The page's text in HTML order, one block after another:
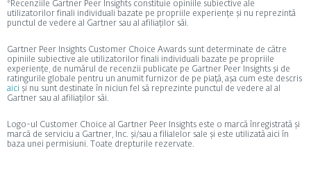
*Recenziile Gartner Peer Insights constituie opiniile subiective ale
utilizatorilor finali individuali bazate pe propriile experiențe și nu reprezintă
punctul de vedere al Gartner sau al afiliaților săi.
Gartner Peer Insights Customer Choice Awards sunt determinate de către
opiniile subiective ale utilizatorilor finali individuali bazate pe propriile
experiențe, de numărul de recenzii publicate pe Gartner Peer Insights și de
ratingurile globale pentru un anumit furnizor de pe piață, așa cum este descris
aici și nu sunt destinate în niciun fel să reprezinte punctul de vedere al al
Gartner sau al afiliaților săi.
Logo-ul Customer Choice al Gartner Peer Insights este o marcă înregistrată și
marcă de serviciu a Gartner, Inc. și/sau a filialelor sale și este utilizată aici în
baza unei permisiuni. Toate drepturile rezervate.